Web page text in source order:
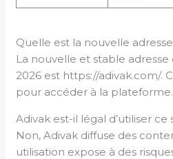
Quelle est la nouvelle
La nouvelle et stable adresse
2026 est https://adivak.com/.
pour accéder à la plateforme.
Adivak est-il légal d’utiliser ce
Non, Adivak diffuse des
utilisation expose à des